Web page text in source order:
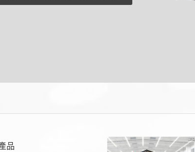
系列
品